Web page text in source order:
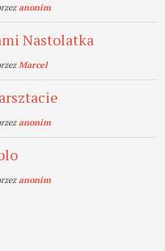
anonim
Nastolatka
Marcel
anonim
anonim